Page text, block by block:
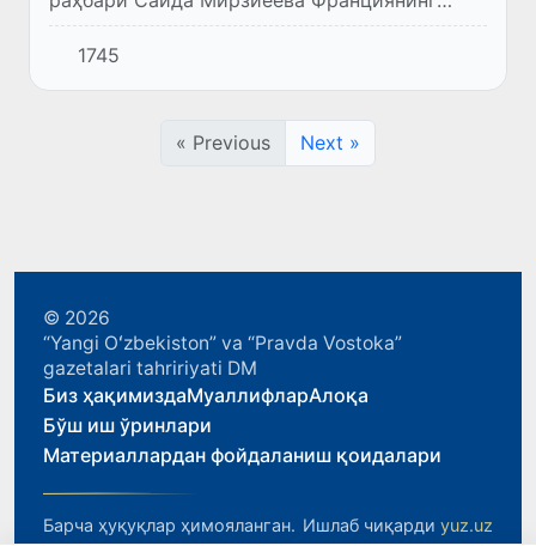
Европа ва ташқи ишлар вазири Жан-Ноэл
Барро билан учрашди.
1745
« Previous Next »
© 2026
“Yangi Oʻzbekiston” va “Pravda Vostoka”
gazetalari tahririyati DM
Биз ҳақимиздаМуаллифларАлоқа
Бўш иш ўринлари
Материаллардан фойдаланиш қоидалари
Барча ҳуқуқлар ҳимояланган. Ишлаб чиқарди yuz.uz